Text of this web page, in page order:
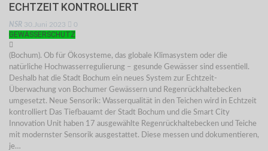
ECHTZEIT KONTROLLIERT
NSR 30.Juni 2023 0
GEWÄSSERSCHUTZ
(Bochum). Ob für Ökosysteme, das globale Klimasystem oder die
natürliche Hochwasserregulierung – gesunde Gewässer sind essentiell.
Deshalb hat die Stadt Bochum ein neues System zur Echtzeit-
Überwachung von Bochumer Gewässern und Regenrückhaltebecken
umgesetzt. Neue Sensorik: Wasserqualität in den Teichen wird in Echtzeit
kontrolliert Das Tiefbauamt der Stadt Bochum und die Smart City
Innovation Unit haben 17 ausgewählte Regenrückhaltebecken und Teiche
mit modernster Sensorik ausgestattet. Diese messen und dokumentieren,
je…